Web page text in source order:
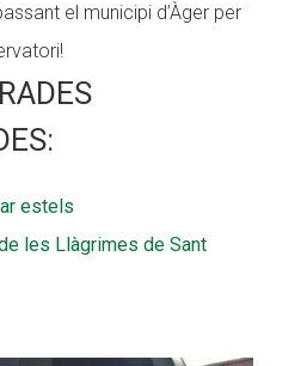
el municipi d’Àger per
estels
les Llàgrimes de Sant